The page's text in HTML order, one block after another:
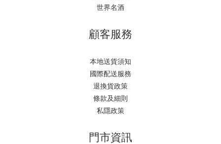
世界名酒
顧客服務
本地送貨須知
國際配送服務
退換貨政策
條款及細則
私隱政策
門市資訊